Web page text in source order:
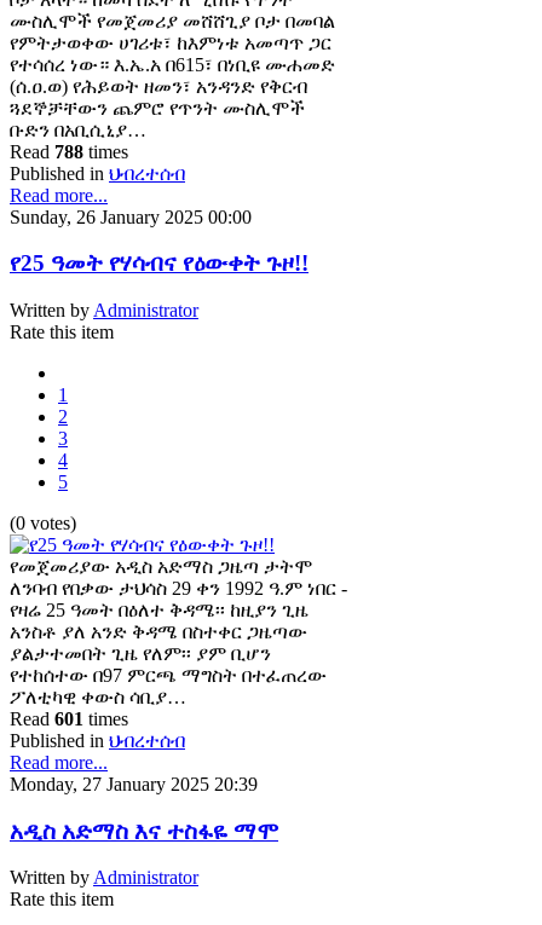
ሙስሊሞች የመጀመሪያ መሸሸጊያ ቦታ በመባል
የምትታወቀው ሀገሪቱ፣ ከእምነቱ አመጣጥ ጋር
የተሳሰረ ነው። እ.ኤ.አ በ615፣ በነቢዩ ሙሐመድ
(ሰ.ዐ.ወ) የሕይወት ዘመን፣ አንዳንድ የቅርብ
ጓደኞቻቸውን ጨምሮ የጥንት ሙስሊሞች
ቡድን በአቢሲኒያ…
Read 788 times
Published in ህብረተሰብ
Read more...
Sunday, 26 January 2025 00:00
የ25 ዓመት የሃሳብና የዕውቀት ጉዞ!!
Written by Administrator
Rate this item
1
2
3
4
5
(0 votes)
የመጀመሪያው አዲስ አድማስ ጋዜጣ ታትሞ
ለንባብ የበቃው ታህሳስ 29 ቀን 1992 ዓ.ም ነበር -
የዛሬ 25 ዓመት በዕለተ ቅዳሜ፡፡ ከዚያን ጊዜ
አንስቶ ያለ አንድ ቅዳሜ በስተቀር ጋዜጣው
ያልታተመበት ጊዜ የለም፡፡ ያም ቢሆን
የተከሰተው በ97 ምርጫ ማግስት በተፈጠረው
ፖለቲካዊ ቀውስ ሳቢያ…
Read 601 times
Published in ህብረተሰብ
Read more...
Monday, 27 January 2025 20:39
አዲስ አድማስ እና ተስፋዬ ማሞ
Written byAdministrator
Rate this item